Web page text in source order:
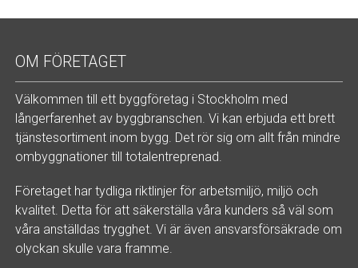
OM FÖRETAGET
Välkommen till ett byggföretag i Stockholm med
långerfarenhet av byggbranschen. Vi kan erbjuda ett brett
tjänstesortiment inom bygg. Det rör sig om allt från mindre
ombyggnationer till totalentreprenad.
Företaget har tydliga riktlinjer för arbetsmiljö, miljö och
kvalitet. Detta för att säkerställa våra kunders så väl som
våra anställdas trygghet. Vi är även ansvarsförsäkrade om
olyckan skulle vara framme.